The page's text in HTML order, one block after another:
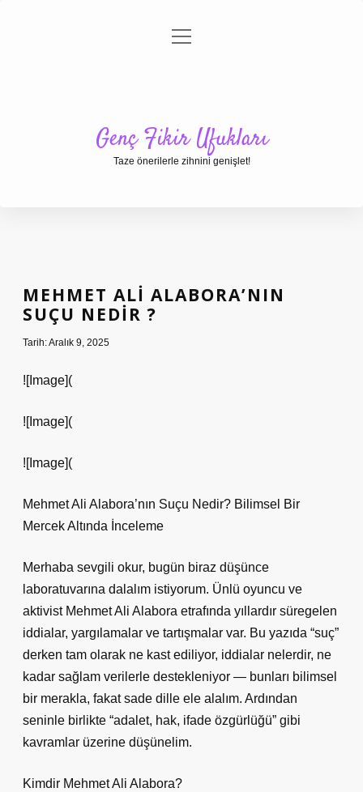
Gizlilik Politikası
menüyü
Genç Fikir Ufukları
Taze önerilerle zihnini genişlet!
MEHMET ALI ALABORA’NIN
SUÇU NEDIR ?
Tarih: Aralık 9, 2025
![Image](
![Image](
![Image](
Mehmet Ali Alabora’nın Suçu Nedir? Bilimsel Bir
Mercek Altında İnceleme
Merhaba sevgili okur, bugün biraz düşünce
laboratuvarına dalalım istiyorum. Ünlü oyuncu ve
aktivist Mehmet Ali Alabora etrafında yıllardır süregelen
iddialar, yargılamalar ve tartışmalar var. Bu yazıda “suç”
derken tam olarak ne kast ediliyor, iddialar nelerdir, ne
kadar sağlam verilerle destekleniyor — bunları bilimsel
bir merakla, fakat sade dille ele alalım. Ardından
seninle birlikte “adalet, hak, ifade özgürlüğü” gibi
kavramlar üzerine düşünelim.
Kimdir Mehmet Ali Alabora?